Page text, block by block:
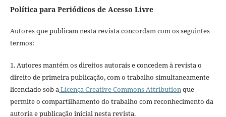
Política para Periódicos de Acesso Livre
Autores que publicam nesta revista concordam com os seguintes
termos:
1. Autores mantém os direitos autorais e concedem à revista o
direito de primeira publicação, com o trabalho simultaneamente
licenciado sob aLicença Creative Commons Attributionque
permite o compartilhamento do trabalho com reconhecimento da
autoria e publicação inicial nesta revista.